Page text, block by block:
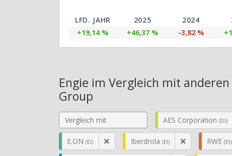
LFD. JAHR 2025 2024
+19,14 %
+46,37 % -3,82 %
Engie im Vergleich mit
Group
AES Corporation (DI)
E.ON (EI) Iberdrola (EI) RWE (EI)